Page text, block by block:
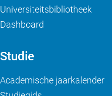
Universiteitsbibliotheek
Dashboard
Studie
Academische jaarkalender